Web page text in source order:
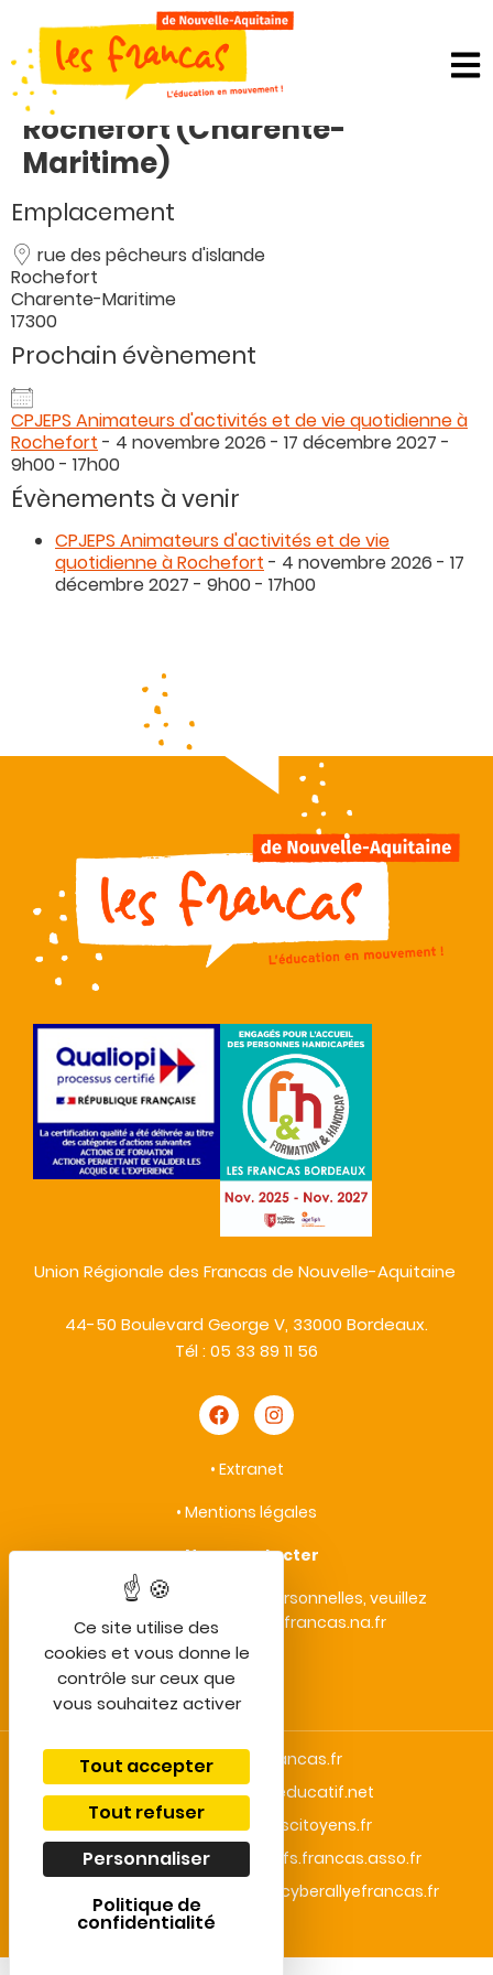
Panneau de gestion des cookies
Ce site utilise des
cookies et vous donne le
contrôle sur ceux que
vous souhaitez activer
Tout accepter
Tout refuser
Personnaliser
Politique de
confidentialité
Rochefort (Charente-
Maritime)
Emplacement
rue des pêcheurs d'islande
Rochefort
Charente-Maritime
17300
Prochain évènement
CPJEPS Animateurs d'activités et de vie quotidienne à
Rochefort - 4 novembre 2026 - 17 décembre 2027 -
9h00 - 17h00
Évènements à venir
CPJEPS Animateurs d'activités et de vie
quotidienne à Rochefort - 4 novembre 2026 - 17
décembre 2027 - 9h00 - 17h00
Union Régionale des Francas de Nouvelle-Aquitaine
44-50 Boulevard George V, 33000 Bordeaux.
Tél : 05 33 89 11 56
• Extranet
• Mentions légales
•Nous contacter
• Protection des données personnelles, veuillez
contacter : vieprivee@francas.na.fr
bafa-lesfrancas.fr
centredeloisirseducatif.net
enfantsacteurscitoyens.fr
droitauxloisirscollectifs.francas.asso.fr
cyberallyefrancas.fr